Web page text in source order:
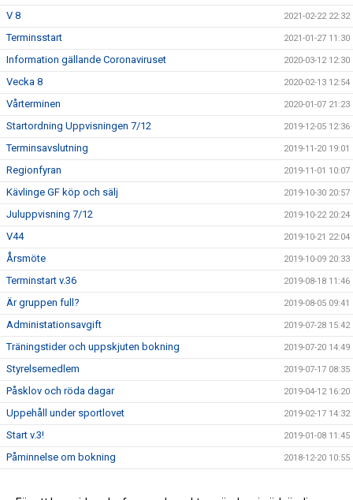
V 8 2021-02-22 22:32
Terminsstart 2021-01-27 11:30
Information gällande Coronaviruset 2020-03-12 12:30
Vecka 8 2020-02-13 12:54
Vårterminen 2020-01-07 21:23
Startordning Uppvisningen 7/12 2019-12-05 12:36
Terminsavslutning 2019-11-20 19:01
Regionfyran 2019-11-01 10:07
Kävlinge GF köp och sälj 2019-10-30 20:57
Juluppvisning 7/12 2019-10-22 20:24
V44 2019-10-21 22:04
Årsmöte 2019-10-09 20:33
Terminstart v.36 2019-08-18 11:46
Är gruppen full? 2019-08-05 09:41
Administationsavgift 2019-07-28 15:42
Träningstider och uppskjuten bokning 2019-07-20 14:49
Styrelsemedlem 2019-07-17 08:35
Påsklov och röda dagar 2019-04-12 16:20
Uppehåll under sportlovet 2019-02-17 14:32
Start v.3! 2019-01-08 11:45
Påminnelse om bokning 2018-12-20 10:55